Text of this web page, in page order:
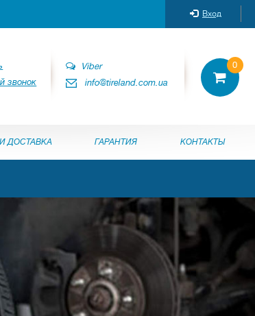
Вход
звонок
Viber
info@tireland.com.ua
0
ДОСТАВКА ГАРАНТИЯ КОНТАКТЫ